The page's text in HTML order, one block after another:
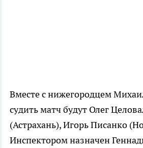
Вместе с нижегородцем
судить матч будут Олег
(Астрахань), Игорь Писанко
Инспектором назначен